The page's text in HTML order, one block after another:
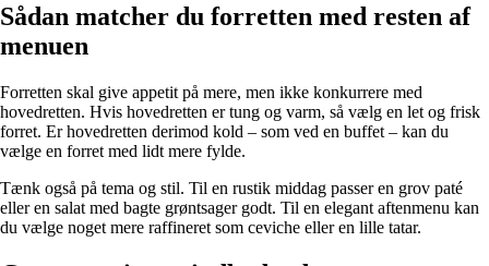
Sådan matcher du forretten med resten af
menuen
Forretten skal give appetit på mere, men ikke konkurrere med
hovedretten. Hvis hovedretten er tung og varm, så vælg en let og frisk
forret. Er hovedretten derimod kold – som ved en buffet – kan du
vælge en forret med lidt mere fylde.
Tænk også på tema og stil. Til en rustik middag passer en grov paté
eller en salat med bagte grøntsager godt. Til en elegant aftenmenu kan
du vælge noget mere raffineret som ceviche eller en lille tatar.